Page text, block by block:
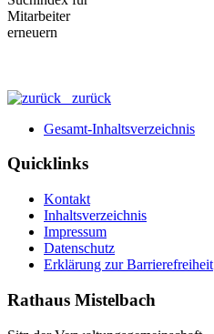
zurück
Gesamt-Inhaltsverzeichnis
Quicklinks
Kontakt
Inhaltsverzeichnis
Impressum
Datenschutz
Erklärung zur Barrierefreiheit
Rathaus Mistelbach